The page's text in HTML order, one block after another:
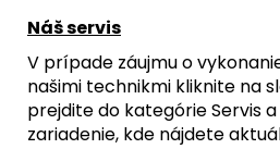
Náš servis
V prípade záujmu o
našimi technikmi kliknite na
prejdite do kategórie Servis
zariadenie, kde nájdete